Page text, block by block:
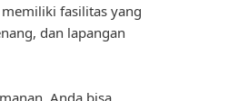
fasilitas yang
dan lapangan